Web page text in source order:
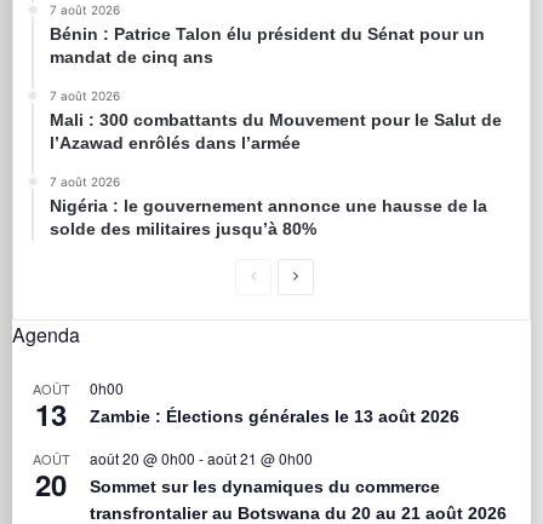
7 août 2026
Bénin : Patrice Talon élu président du Sénat pour un
mandat de cinq ans
7 août 2026
Mali : 300 combattants du Mouvement pour le Salut de
l’Azawad enrôlés dans l’armée
7 août 2026
Nigéria : le gouvernement annonce une hausse de la
solde des militaires jusqu’à 80%
Agenda
AOÛT
13
0h00
Zambie : Élections générales le 13 août 2026
AOÛT
20
août 20 @ 0h00 -août 21 @ 0h00
Sommet sur les dynamiques du commerce
transfrontalier au Botswana du 20 au 21 août 2026